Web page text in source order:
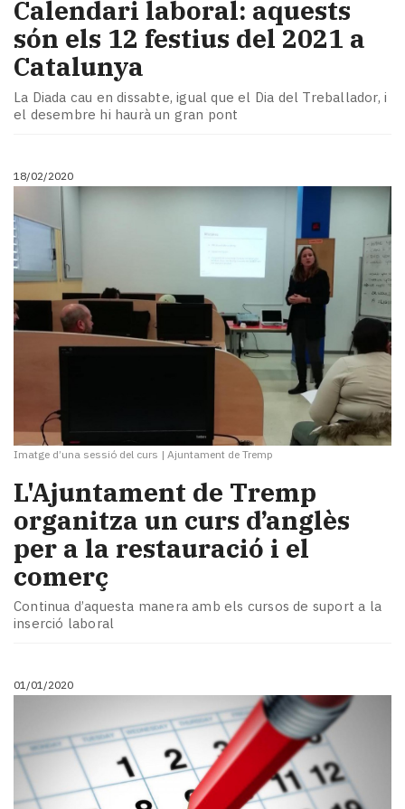
Calendari laboral: aquests
són els 12 festius del 2021 a
Catalunya
La Diada cau en dissabte, igual que el Dia del Treballador, i
el desembre hi haurà un gran pont
18/02/2020
Imatge d’una sessió del curs | Ajuntament de Tremp
L'Ajuntament de Tremp
organitza un curs d’anglès
per a la restauració i el
comerç
Continua d’aquesta manera amb els cursos de suport a la
inserció laboral
01/01/2020